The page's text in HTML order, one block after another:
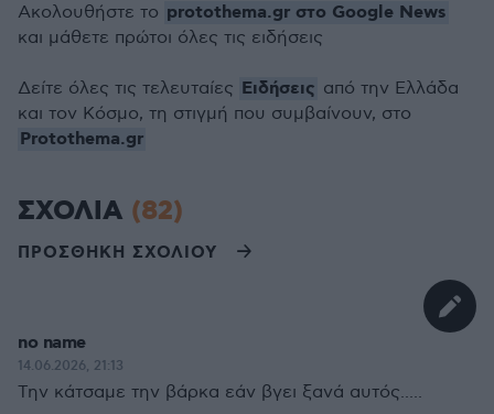
Ακολουθήστε το protothema.gr στο Google News
και μάθετε πρώτοι όλες τις ειδήσεις
Δείτε όλες τις τελευταίες Ειδήσεις από την Ελλάδα
και τον Κόσμο, τη στιγμή που συμβαίνουν, στο
Protothema.gr
ΣΧΟΛΙΑ (82)
ΠΡΟΣΘΗΚΗ ΣΧΟΛΙΟΥ
no name
14.06.2026, 21:13
Την κάτσαμε την βάρκα εάν βγει ξανά αυτός.....